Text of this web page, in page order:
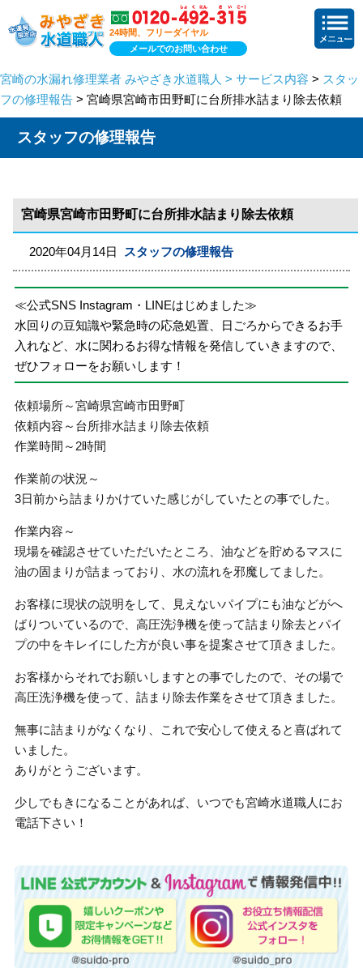
24時間、フリーダイヤル
メールでのお問い合わせ
宮崎の水漏れ修理業者 みやざき水道職人 > サービス内容 > スタッ
フの修理報告 > 宮崎県宮崎市田野町に台所排水詰まり除去依頼
スタッフの修理報告
宮崎県宮崎市田野町に台所排水詰まり除去依頼
2020年04月14日 スタッフの修理報告
≪公式SNS Instagram・LINEはじめました≫
水回りの豆知識や緊急時の応急処置、日ごろからできるお手
入れなど、水に関わるお得な情報を発信していきますので、
ぜひフォローをお願いします！
依頼場所～宮崎県宮崎市田野町
依頼内容～台所排水詰まり除去依頼
作業時間～2時間
作業前の状況～
3日前から詰まりかけていた感じがしていたとの事でした。
作業内容～
現場を確認させていただいたところ、油などを貯めるマスに
油の固まりが詰まっており、水の流れを邪魔してました。
お客様に現状の説明をして、見えないパイプにも油などがへ
ばりついているので、高圧洗浄機を使って詰まり除去とパイ
プの中をキレイにした方が良い事を提案させて頂きました。
お客様からそれでお願いしますとの事でしたので、その場で
高圧洗浄機を使って、詰まり除去作業をさせて頂きました。
無事に詰まりがなくなり、これで安心して使えると喜ばれて
いました。
ありがとうございます。
少しでもきになることがあれば、いつでも宮崎水道職人にお
電話下さい！